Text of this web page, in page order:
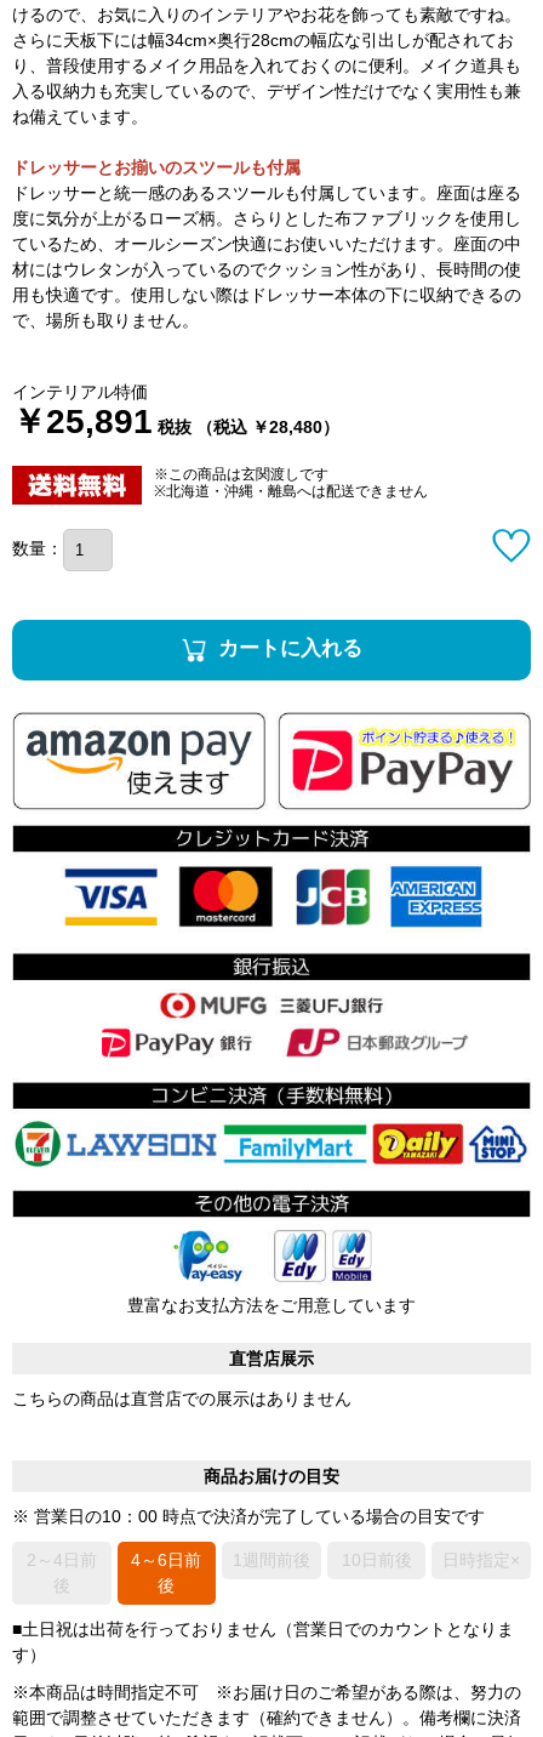
けるので、お気に入りのインテリアやお花を飾っても素敵ですね。
さらに天板下には幅34cm×奥行28cmの幅広な引出しが配されてお
り、普段使用するメイク用品を入れておくのに便利。メイク道具も
入る収納力も充実しているので、デザイン性だけでなく実用性も兼
ね備えています。
ドレッサーとお揃いのスツールも付属
ドレッサーと統一感のあるスツールも付属しています。座面は座る
度に気分が上がるローズ柄。さらりとした布ファブリックを使用し
ているため、オールシーズン快適にお使いいただけます。座面の中
材にはウレタンが入っているのでクッション性があり、長時間の使
用も快適です。使用しない際はドレッサー本体の下に収納できるの
で、場所も取りません。
インテリアル特価
￥25,891 税抜 （税込 ￥28,480）
※この商品は玄関渡しです
※北海道・沖縄・離島へは配送できません
数量：
カートに入れる
豊富なお支払方法をご用意しています
直営店展示
こちらの商品は直営店での展示はありません
商品お届けの目安
※ 営業日の10：00 時点で決済が完了している場合の目安です
2～4日前
後
4～6日前
後
1週間前後 10日前後 日時指定×
■土日祝は出荷を行っておりません（営業日でのカウントとなりま
す）
※本商品は時間指定不可 ※お届け日のご希望がある際は、努力の
範囲で調整させていただきます（確約できません）。備考欄に決済